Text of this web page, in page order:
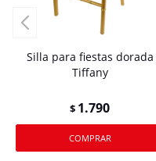
Silla para fiestas dorada
Tiffany
$ 1.790